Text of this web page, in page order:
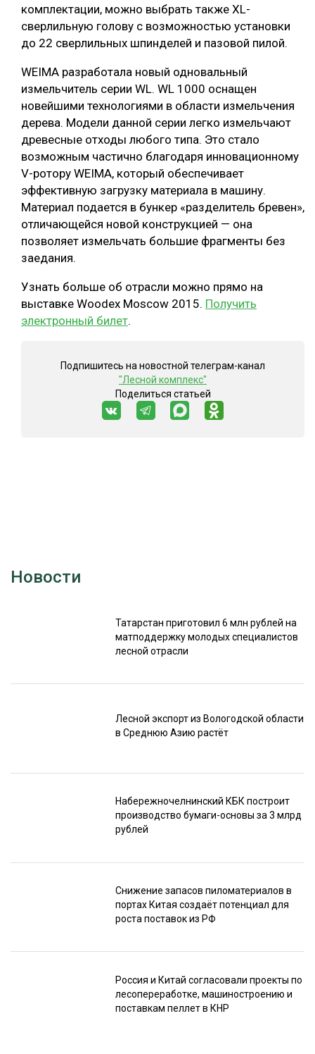
комплектации, можно выбрать также XL-
сверлильную голову с возможностью установки
до 22 сверлильных шпинделей и пазовой пилой.
WEIMA разработала новый одновальный
измельчитель серии WL. WL 1000 оснащен
новейшими технологиями в области измельчения
дерева. Модели данной серии легко измельчают
древесные отходы любого типа. Это стало
возможным частично благодаря инновационному
V-ротору WEIMA, который обеспечивает
эффективную загрузку материала в машину.
Материал подается в бункер «разделитель бревен»,
отличающейся новой конструкцией — она
позволяет измельчать большие фрагменты без
заедания.
Узнать больше об отрасли можно прямо на
выставке Woodex Moscow 2015. Получить
электронный билет.
Подпишитесь на новостной телеграм-канал
"Лесной комплекс"
Поделиться статьей
Новости
Татарстан приготовил 6 млн рублей на
матподдержку молодых специалистов
лесной отрасли
Лесной экспорт из Вологодской области
в Среднюю Азию растёт
Набережночелнинский КБК построит
производство бумаги-основы за 3 млрд
рублей
Снижение запасов пиломатериалов в
портах Китая создаёт потенциал для
роста поставок из РФ
Россия и Китай согласовали проекты по
лесопереработке, машиностроению и
поставкам пеллет в КНР